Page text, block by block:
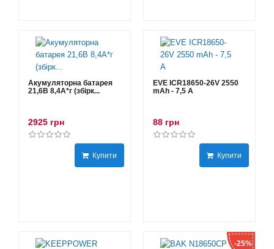
Акумуляторна батарея
21,6В 8,4A*г (збірк...
2925 грн
Купити
EVE ICR18650-26V 2550
mAh - 7,5 А
88 грн
Купити
-25%